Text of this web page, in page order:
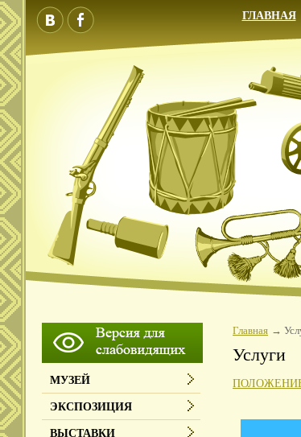
ГЛАВНАЯ
Главная
Услуги
ПОЛОЖЕНИЕ о
МУЗЕЙ
ЭКСПОЗИЦИЯ
ВЫСТАВКИ